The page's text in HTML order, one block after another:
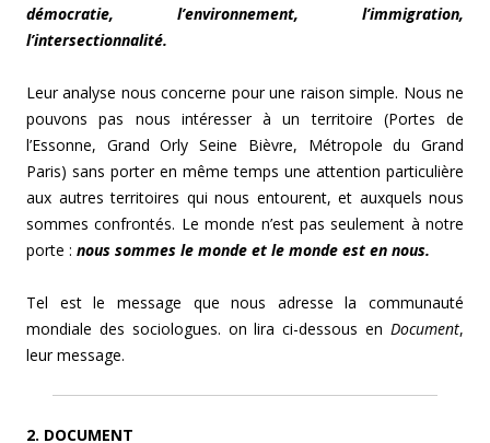
démocratie, l’environnement, l’immigration,
l’intersectionnalité.
Leur analyse nous concerne pour une raison simple. Nous ne
pouvons pas nous intéresser à un territoire (Portes de
l’Essonne, Grand Orly Seine Bièvre, Métropole du Grand
Paris) sans porter en même temps une attention particulière
aux autres territoires qui nous entourent, et auxquels nous
sommes confrontés. Le monde n’est pas seulement à notre
porte : nous sommes le monde et le monde est en nous.
Tel est le message que nous adresse la communauté
mondiale des sociologues. on lira ci-dessous en Document,
leur message.
2. DOCUMENT